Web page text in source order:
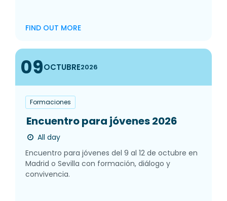
FIND OUT MORE
09OCTUBRE2026
Formaciones
Encuentro para jóvenes 2026
All day
Encuentro para jóvenes del 9 al 12 de octubre en
Madrid o Sevilla con formación, diálogo y
convivencia.